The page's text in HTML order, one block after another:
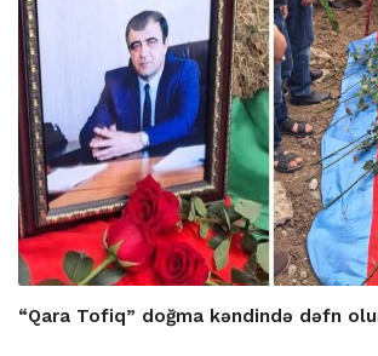
“Qara Tofiq” doğma kəndində dəfn